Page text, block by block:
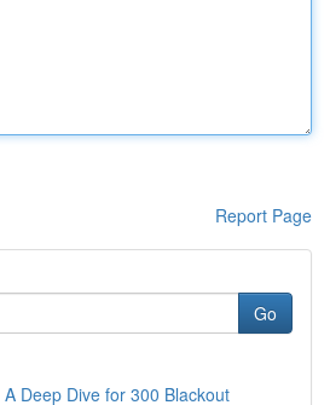
Report Page
Go
Deep Dive for 300 Blackout